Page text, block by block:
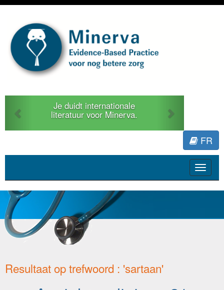
Je duidt internationale
literatuur voor Minerva.
Previous
FR
Toggle
Resultaat op trefwoord : 'sartaan'